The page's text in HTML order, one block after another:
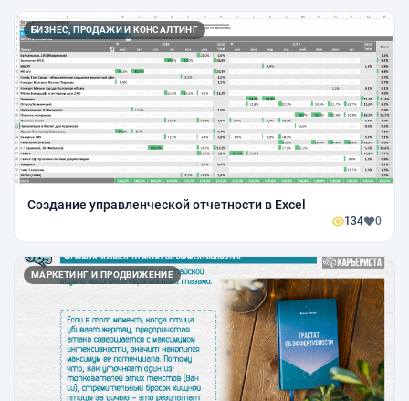
БИЗНЕС, ПРОДАЖИ И КОНСАЛТИНГ
Создание управленческой отчетности в Excel
134 0
МАРКЕТИНГ И ПРОДВИЖЕНИЕ